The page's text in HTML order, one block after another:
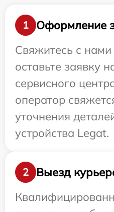
1
Оформление
Свяжитесь с
оставьте заявку
сервисного
оператор
уточнения
устройства Legat.
2
Выезд